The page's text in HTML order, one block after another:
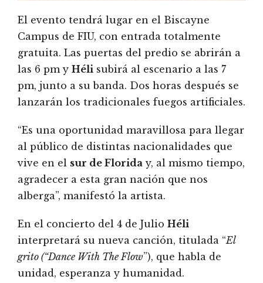
El evento tendrá lugar en el Biscayne
Campus de FIU, con entrada totalmente
gratuita. Las puertas del predio se abrirán a
las 6 pm y Héli subirá al escenario a las 7
pm, junto a su banda. Dos horas después se
lanzarán los tradicionales fuegos artificiales.
“Es una oportunidad maravillosa para llegar
al público de distintas nacionalidades que
vive en el sur de Florida y, al mismo tiempo,
agradecer a esta gran nación que nos
alberga”, manifestó la artista.
En el concierto del 4 de Julio Héli
interpretará su nueva canción, titulada “El
grito (“Dance With The Flow”), que habla de
unidad, esperanza y humanidad.